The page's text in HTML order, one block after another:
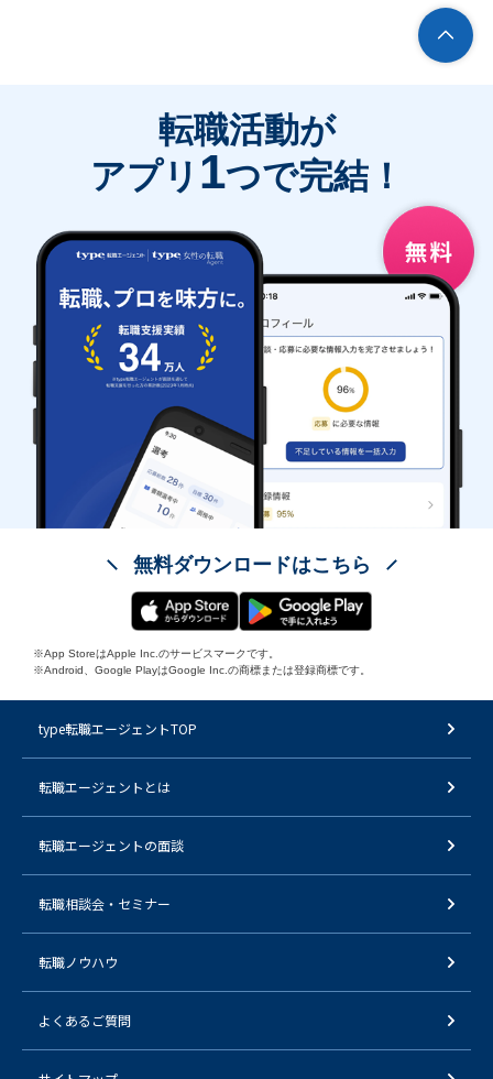
転職活動が
アプリ 1つで完結！
無料ダウンロードはこちら
※App StoreはApple Inc.のサービスマークです。
※Android、Google PlayはGoogle Inc.の商標または登録商標です。
type転職エージェントTOP
転職エージェントとは
転職エージェントの面談
転職相談会・セミナー
転職ノウハウ
よくあるご質問